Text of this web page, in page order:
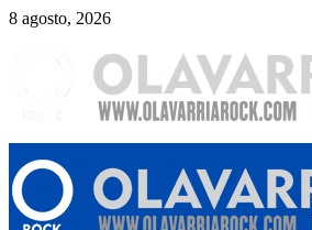
Saltar
contenido
8 agosto, 2026
primario